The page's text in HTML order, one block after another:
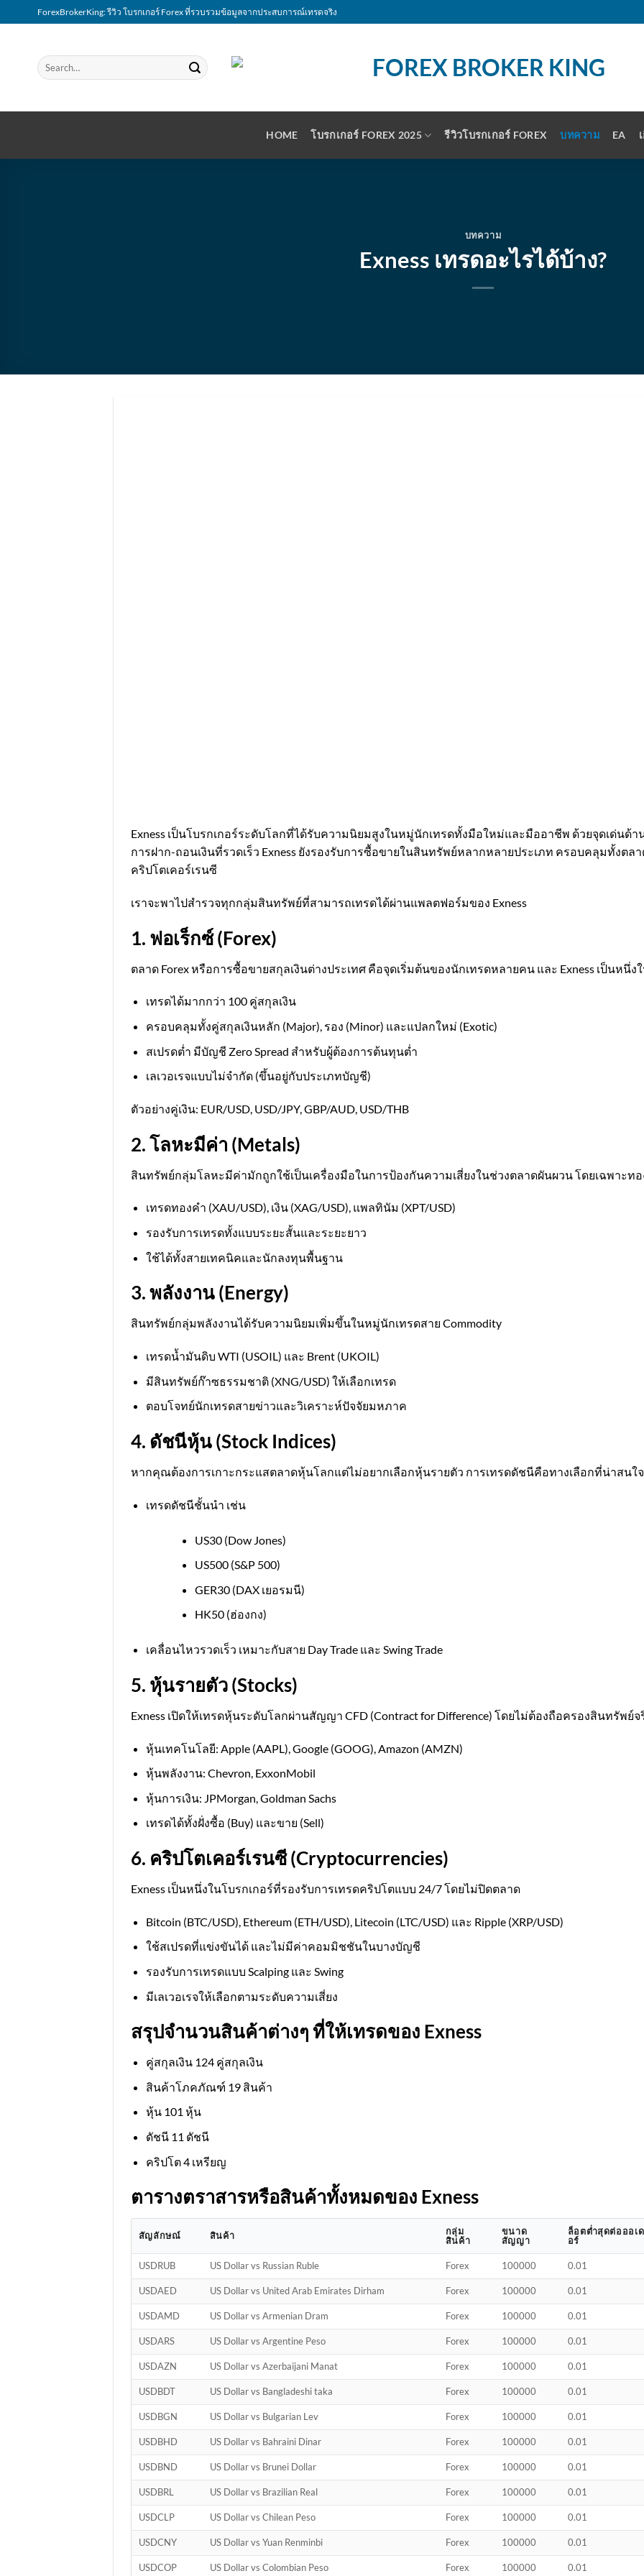
to
ForexBrokerKing: รีวิว โบรกเกอร์ Forex ที่รวบรวมข้อมูลจากประสบการณ์เทรดจริง
HOME โบรกเกอร์ FOREX 2025 รีวิวโบรกเกอร์ FOREX บทความ EA
บทความ
Exness เทรดอะไรได้บ้าง?
Exness เป็นโบรกเกอร์ระดับโลกที่ได้รับความนิยมสูงในหมู่นักเทรดทั้งมือใหม่และมืออาชีพ ด้วยจุดเด่นด้า
การฝาก-ถอนเงินที่รวดเร็ว Exness ยังรองรับการซื้อขายในสินทรัพย์หลากหลายประเภท ครอบคลุมทั้งตล
คริปโตเคอร์เรนซี
เราจะพาไปสำรวจทุกกลุ่มสินทรัพย์ที่สามารถเทรดได้ผ่านแพลตฟอร์มของ Exness
1. ฟอเร็กซ์ (Forex)
ตลาด Forex หรือการซื้อขายสกุลเงินต่างประเทศ คือจุดเริ่มต้นของนักเทรดหลายคน และ Exness เป็นหนึ่ง
เทรดได้มากกว่า 100 คู่สกุลเงิน
ครอบคลุมทั้งคู่สกุลเงินหลัก (Major), รอง (Minor) และแปลกใหม่ (Exotic)
สเปรดต่ำ มีบัญชี Zero Spread สำหรับผู้ต้องการต้นทุนต่ำ
เลเวอเรจแบบไม่จำกัด (ขึ้นอยู่กับประเภทบัญชี)
ตัวอย่างคู่เงิน: EUR/USD, USD/JPY, GBP/AUD, USD/THB
2. โลหะมีค่า (Metals)
สินทรัพย์กลุ่มโลหะมีค่ามักถูกใช้เป็นเครื่องมือในการป้องกันความเสี่ยงในช่วงตลาดผันผวน โดยเฉพาะท
เทรดทองคำ (XAU/USD), เงิน (XAG/USD), แพลทินัม (XPT/USD)
รองรับการเทรดทั้งแบบระยะสั้นและระยะยาว
ใช้ได้ทั้งสายเทคนิคและนักลงทุนพื้นฐาน
3. พลังงาน (Energy)
สินทรัพย์กลุ่มพลังงานได้รับความนิยมเพิ่มขึ้นในหมู่นักเทรดสาย Commodity
เทรดน้ำมันดิบ WTI (USOIL) และ Brent (UKOIL)
มีสินทรัพย์ก๊าซธรรมชาติ (XNG/USD) ให้เลือกเทรด
ตอบโจทย์นักเทรดสายข่าวและวิเคราะห์ปัจจัยมหภาค
4. ดัชนีหุ้น (Stock Indices)
หากคุณต้องการเกาะกระแสตลาดหุ้นโลกแต่ไม่อยากเลือกหุ้นรายตัว การเทรดดัชนีคือทางเลือกที่น่าสนใจ
เทรดดัชนีชั้นนำ เช่น
US30 (Dow Jones)
US500 (S&P 500)
GER30 (DAX เยอรมนี)
HK50 (ฮ่องกง)
เคลื่อนไหวรวดเร็ว เหมาะกับสาย Day Trade และ Swing Trade
5. หุ้นรายตัว (Stocks)
Exness เปิดให้เทรดหุ้นระดับโลกผ่านสัญญา CFD (Contract for Difference) โดยไม่ต้องถือครองสินทรัพย์จ
หุ้นเทคโนโลยี: Apple (AAPL), Google (GOOG), Amazon (AMZN)
หุ้นพลังงาน: Chevron, ExxonMobil
หุ้นการเงิน: JPMorgan, Goldman Sachs
เทรดได้ทั้งฝั่งซื้อ (Buy) และขาย (Sell)
6. คริปโตเคอร์เรนซี (Cryptocurrencies)
Exness เป็นหนึ่งในโบรกเกอร์ที่รองรับการเทรดคริปโตแบบ 24/7 โดยไม่ปิดตลาด
Bitcoin (BTC/USD), Ethereum (ETH/USD), Litecoin (LTC/USD) และ Ripple (XRP/USD)
ใช้สเปรดที่แข่งขันได้ และไม่มีค่าคอมมิชชันในบางบัญชี
รองรับการเทรดแบบ Scalping และ Swing
มีเลเวอเรจให้เลือกตามระดับความเสี่ยง
สรุปจำนวนสินค้าต่างๆ ที่ให้เทรดของ Exness
คู่สกุลเงิน 124 คู่สกุลเงิน
สินค้าโภคภัณฑ์ 19 สินค้า
หุ้น 101 หุ้น
ดัชนี 11 ดัชนี
คริปโต 4 เหรียญ
ตารางตราสารหรือสินค้าทั้งหมดของ Exness
สัญลักษณ์ สินค้า
กลุ่ม
สินค้า
ขนาด
สัญญา
ล็อตต่ำสุดต่อออเด
อร์
USDRUB US Dollar vs Russian Ruble Forex 100000 0.01
USDAED US Dollar vs United Arab Emirates Dirham Forex 100000 0.01
USDAMD US Dollar vs Armenian Dram Forex 100000 0.01
USDARS US Dollar vs Argentine Peso Forex 100000 0.01
USDAZN US Dollar vs Azerbaijani Manat Forex 100000 0.01
USDBDT US Dollar vs Bangladeshi taka Forex 100000 0.01
USDBGN US Dollar vs Bulgarian Lev Forex 100000 0.01
USDBHD US Dollar vs Bahraini Dinar Forex 100000 0.01
USDBND US Dollar vs Brunei Dollar Forex 100000 0.01
USDBRL US Dollar vs Brazilian Real Forex 100000 0.01
USDCLP US Dollar vs Chilean Peso Forex 100000 0.01
USDCNY US Dollar vs Yuan Renminbi Forex 100000 0.01
USDCOP US Dollar vs Colombian Peso Forex 100000 0.01